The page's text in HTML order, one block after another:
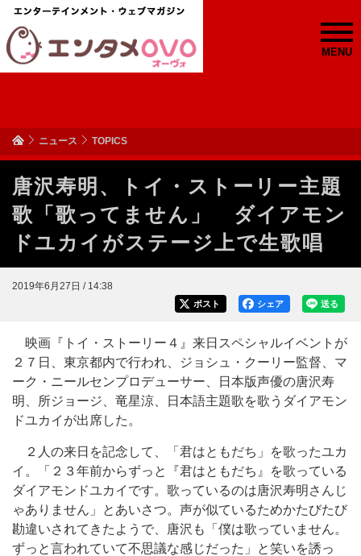
MENU
ニュース TOPICS
唐沢寿明、トイ・ストーリー主題
歌「歌ってません」 ダイアモン
ドユカイがステージ上で生歌唱
2019年6月27日 / 14:38
送る
シェア
ポスト
映画『トイ・ストーリー４』来日スペシャルイベントが
２７日、東京都内で行われ、ジョシュ・クーリー監督、マ
ーク・ニールセンプロデューサー、日本版声優の唐沢寿
明、所ジョージ、竜星涼、日本語主題歌を歌うダイアモン
ドユカイが出席した。
２人の来日を記念して、「君はともだち」を歌ったユカ
イ。「２３年前からずっと『君はともだち』を歌っている
ダイアモンドユカイです。歌っているのは唐沢寿明さんじ
ゃありません」とあいさつ。声が似ているためかたびたび
勘違いされてきたようで、唐沢も「僕は歌っていません。
ずっと言われていて不思議な感じだった」と笑いを誘っ